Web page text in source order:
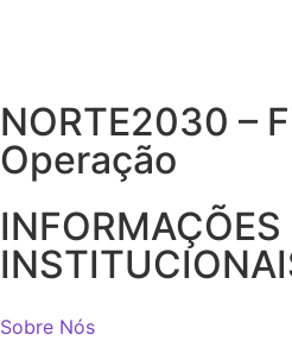
NORTE2030 –
Operação
INFORMAÇÕES
Sobre Nós